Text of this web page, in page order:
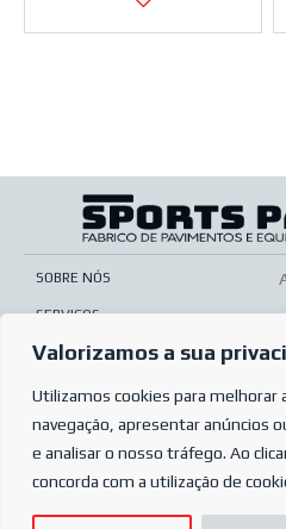
Valorizamos a sua
Utilizamos cookies para melhorar
navegação, apresentar anúncios
e analisar o nosso tráfego. Ao
concorda com a utilização de
SOBRE NÓS
SERVIÇOS
LOJA ONLINE
PERGUNTAS MAIS FREQUENTES
POLÍTICA DE PRIVACIDADE
© 2024Sports Partner|